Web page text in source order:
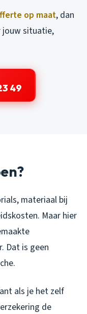
op maat, dan
jouw situatie,
49
materiaal bij
Maar hier
Dat is geen
als je het zelf
de